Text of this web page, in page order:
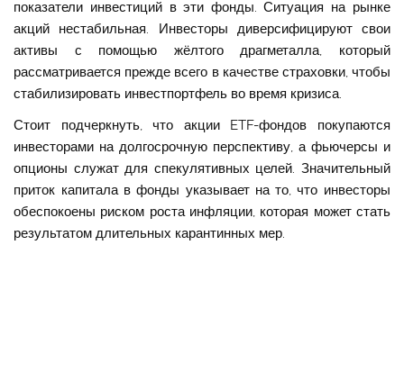
показатели инвестиций в эти фонды. Ситуация на рынке
акций нестабильная. Инвесторы диверсифицируют свои
активы с помощью жёлтого драгметалла, который
рассматривается прежде всего в качестве страховки, чтобы
стабилизировать инвестпортфель во время кризиса.
Стоит подчеркнуть, что акции ETF-фондов покупаются
инвесторами на долгосрочную перспективу, а фьючерсы и
опционы служат для спекулятивных целей. Значительный
приток капитала в фонды указывает на то, что инвесторы
обеспокоены риском роста инфляции, которая может стать
результатом длительных карантинных мер.